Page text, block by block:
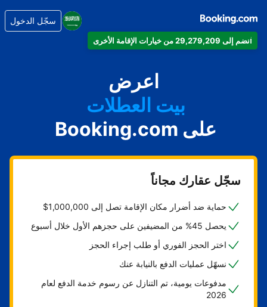
انضم إلى 29,279,209 من خيارات الإقامة الأخرى
سجّل الدخول
اعرض
شقتك
فندقك
بيت العطلات
شقتك الفندقية
منتجعك
على Booking.com
سجّل عقارك مجاناً
حماية ضد أضرار مكان الإقامة تصل إلى 1,000,000$
يحصل 45% من المضيفين على حجزهم الأول خلال أسبوع
اختر الحجز الفوري أو طلب إجراء الحجز
نسهّل عمليات الدفع بالنيابة عنك
مدفوعات يومية، تم التنازل عن رسوم خدمة الدفع لعام
2026